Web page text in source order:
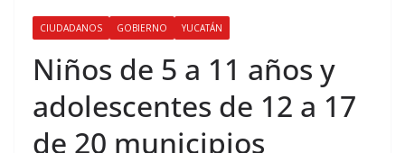
CIUDADANOS GOBIERNO YUCATÁN
Niños de 5 a 11 años y
adolescentes de 12 a 17
de 20 municipios